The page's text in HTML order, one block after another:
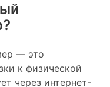
— это
к физической
через интернет-